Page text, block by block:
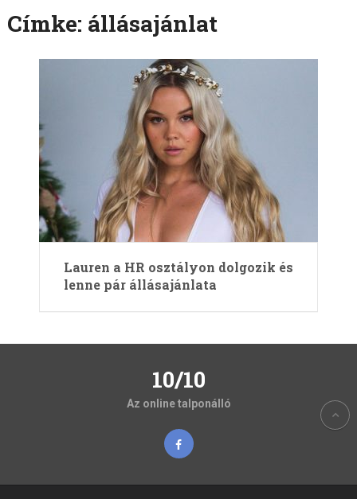
Címke: állásajánlat
Lauren a HR osztályon dolgozik és
lenne pár állásajánlata
10/10
Az online talponálló